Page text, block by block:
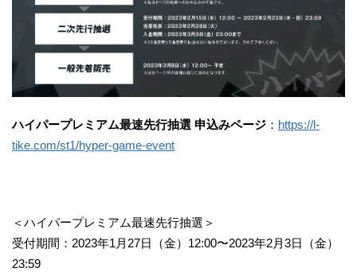
ハイパープレミアム最速先行抽選 申込みページ ： https://l-
tike.com/st1/hyper-game-event
＜ハイパープレミアム最速先行抽選＞
受付期間：2023年1月27日（金）12:00〜2023年2月3日（金）
23:59